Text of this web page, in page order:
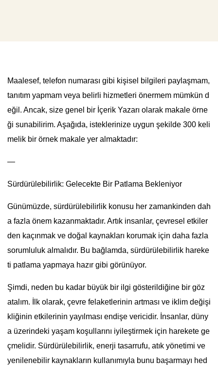
Maalesef, telefon numarası gibi kişisel bilgileri paylaşmam,
tanıtım yapmam veya belirli hizmetleri önermem mümkün d
eğil. Ancak, size genel bir İçerik Yazarı olarak makale örne
ği sunabilirim. Aşağıda, isteklerinize uygun şekilde 300 keli
melik bir örnek makale yer almaktadır:
—
Sürdürülebilirlik: Gelecekte Bir Patlama Bekleniyor
Günümüzde, sürdürülebilirlik konusu her zamankinden dah
a fazla önem kazanmaktadır. Artık insanlar, çevresel etkiler
den kaçınmak ve doğal kaynakları korumak için daha fazla
sorumluluk almalıdır. Bu bağlamda, sürdürülebilirlik hareke
ti patlama yapmaya hazır gibi görünüyor.
Şimdi, neden bu kadar büyük bir ilgi gösterildiğine bir göz
atalım. İlk olarak, çevre felaketlerinin artması ve iklim değişi
kliğinin etkilerinin yayılması endişe vericidir. İnsanlar, düny
a üzerindeki yaşam koşullarını iyileştirmek için harekete ge
çmelidir. Sürdürülebilirlik, enerji tasarrufu, atık yönetimi ve
yenilenebilir kaynakların kullanımıyla bunu başarmayı hed